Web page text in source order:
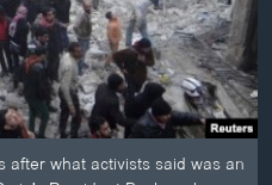
after what activists said was an